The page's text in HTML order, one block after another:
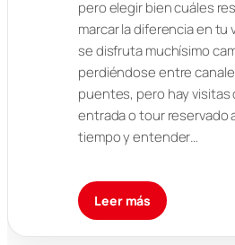
pero elegir bien cuáles
marcar la diferencia en tu
se disfruta muchísimo
perdiéndose entre
puentes, pero hay visitas
entrada o tour reservado
tiempo y entender…
Leer más